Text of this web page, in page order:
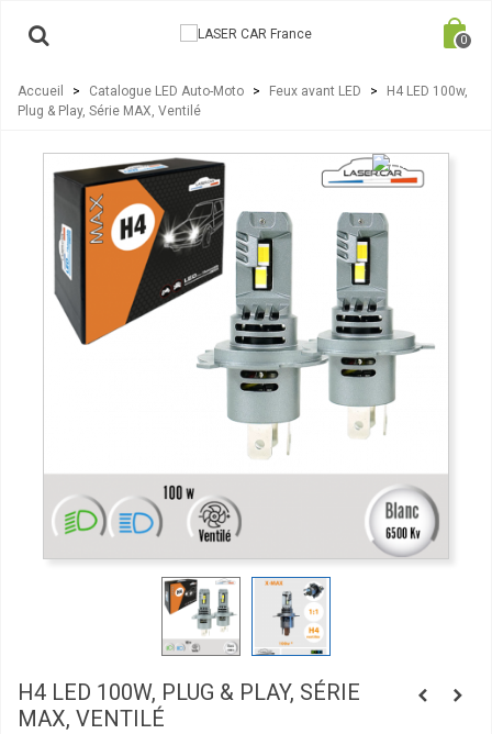
0
Accueil > Catalogue LED Auto-Moto > Feux avant LED >
H4 LED 100w,
Plug & Play, Série MAX, Ventilé
H4 LED 100W, PLUG & PLAY, SÉRIE
MAX, VENTILÉ